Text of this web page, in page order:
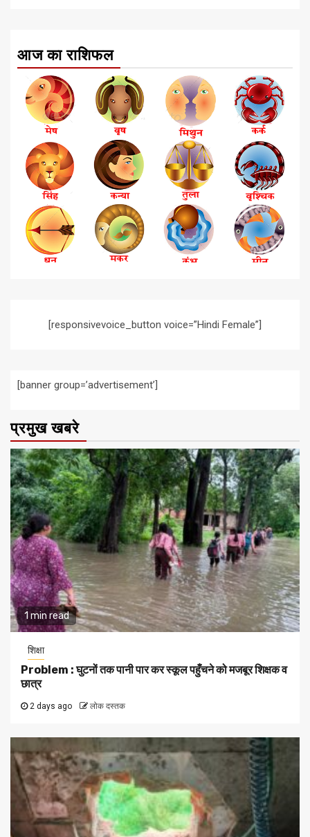
आज का राशिफल
[responsivevoice_button voice=”Hindi Female”]
[banner group=’advertisement’]
प्रमुख खबरे
1 min read
शिक्षा
Problem : घुटनों तक पानी पार कर स्कूल पहुँचने को मजबूर शिक्षक व
छात्र
2 days ago लोक दस्तक